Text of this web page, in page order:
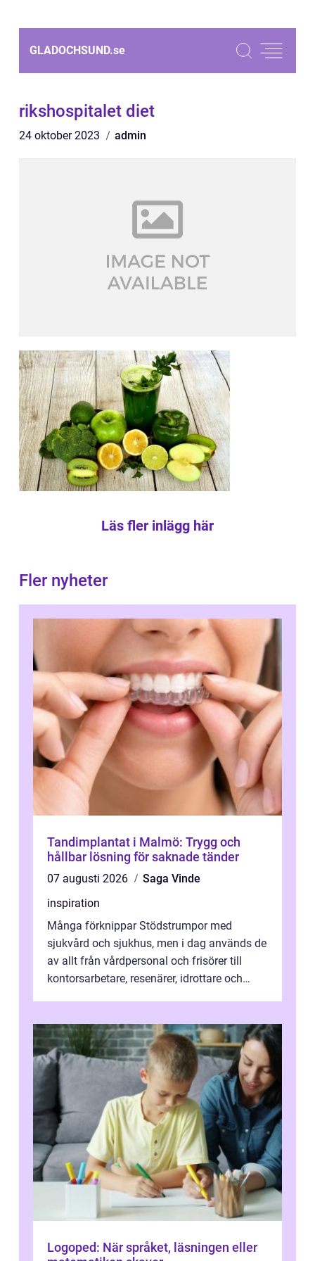
GLADOCHSUND.se
rikshospitalet diet
24 oktober 2023 admin
Läs fler inlägg här
Fler nyheter
Tandimplantat i Malmö: Trygg och
hållbar lösning för saknade tänder
07 augusti 2026
Saga Vinde
inspiration
Många förknippar Stödstrumpor med
sjukvård och sjukhus, men i dag används de
av allt från vårdpersonal och frisörer till
kontorsarbetare, resenärer, idrottare och
Logoped: När språket, läsningen eller